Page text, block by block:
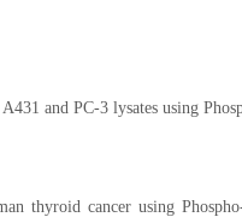
and PC-3 lysates using
thyroid cancer using